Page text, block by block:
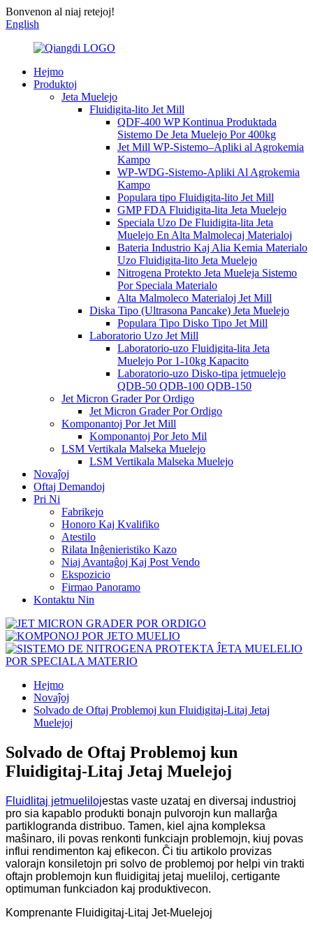
Bonvenon al niaj retejoj!
English
Hejmo
Produktoj
Jeta Muelejo
Fluidigita-lito Jet Mill
QDF-400 WP Kontinua Produktada
Sistemo De Jeta Muelejo Por 400kg
Jet Mill WP-Sistemo–Apliki al Agrokemia
Kampo
WP-WDG-Sistemo-Apliki Al Agrokemia
Kampo
Populara tipo Fluidigita-lito Jet Mill
GMP FDA Fluidigita-lita Jeta Muelejo
Speciala Uzo De Fluidigita-lita Jeta
Muelejo En Alta Malmolecaj Materialoj
Bateria Industrio Kaj Alia Kemia Materialo
Uzo Fluidigita-lito Jeta Muelejo
Nitrogena Protekto Jeta Mueleja Sistemo
Por Speciala Materialo
Alta Malmoleco Materialoj Jet Mill
Diska Tipo (Ultrasona Pancake) Jeta Muelejo
Populara Tipo Disko Tipo Jet Mill
Laboratorio Uzo Jet Mill
Laboratorio-uzo Fluidigita-lita Jeta
Muelejo Por 1-10kg Kapacito
Laboratorio-uzo Disko-tipa jetmuelejo
QDB-50 QDB-100 QDB-150
Jet Micron Grader Por Ordigo
Jet Micron Grader Por Ordigo
Komponantoj Por Jet Mill
Komponantoj Por Jeto Mil
LSM Vertikala Malseka Muelejo
LSM Vertikala Malseka Muelejo
Novaĵoj
Oftaj Demandoj
Pri Ni
Fabrikejo
Honoro Kaj Kvalifiko
Atestilo
Rilata Inĝenieristiko Kazo
Niaj Avantaĝoj Kaj Post Vendo
Ekspozicio
Firmao Panoramo
Kontaktu Nin
Hejmo
Novaĵoj
Solvado de Oftaj Problemoj kun Fluidigitaj-Litaj Jetaj
Muelejoj
Solvado de Oftaj Problemoj kun
Fluidigitaj-Litaj Jetaj Muelejoj
Fluidlitaj jetmuelilojestas vaste uzataj en diversaj industrioj
pro sia kapablo produkti bonajn pulvorojn kun mallarĝa
partiklogranda distribuo. Tamen, kiel ajna kompleksa
maŝinaro, ili povas renkonti funkciajn problemojn, kiuj povas
influi rendimenton kaj efikecon. Ĉi tiu artikolo provizas
valorajn konsiletojn pri solvo de problemoj por helpi vin trakti
oftajn problemojn kun fluidigitaj jetaj mueliloj, certigante
optimuman funkciadon kaj produktivecon.
Komprenante Fluidigitaj-Litaj Jet-Muelejoj